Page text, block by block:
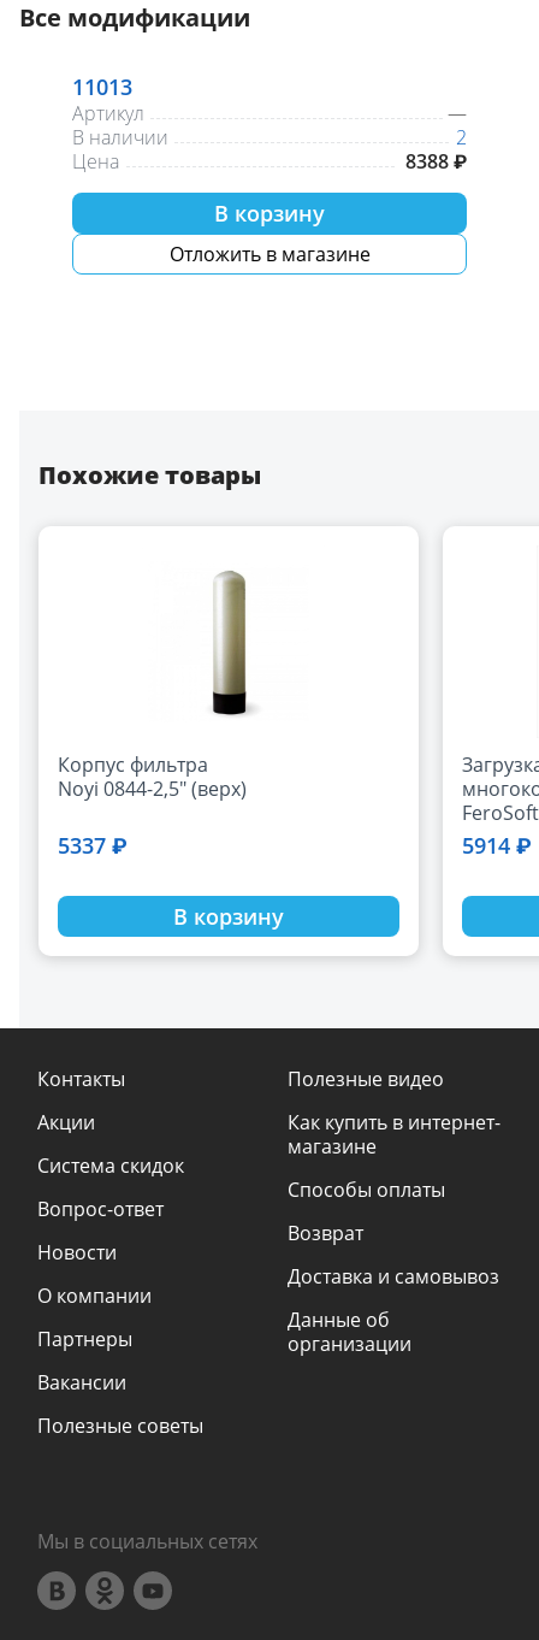
Все модификации
11013
Артикул
—
В наличии
2
Цена
8388 ₽
В корзину
Отложить в магазине
Похожие товары
Корпус фильтра
Noyi 0844-2,5" (верх)
5337 ₽
В корзину
6,7кг)
5914 ₽
Контакты
Акции
Система скидок
Вопрос-ответ
Новости
О компании
Партнеры
Вакансии
Полезные советы
Полезные видео
Как купить в интернет-
магазине
Способы оплаты
Возврат
Доставка и самовывоз
Данные об
организации
Мы в социальных сетях